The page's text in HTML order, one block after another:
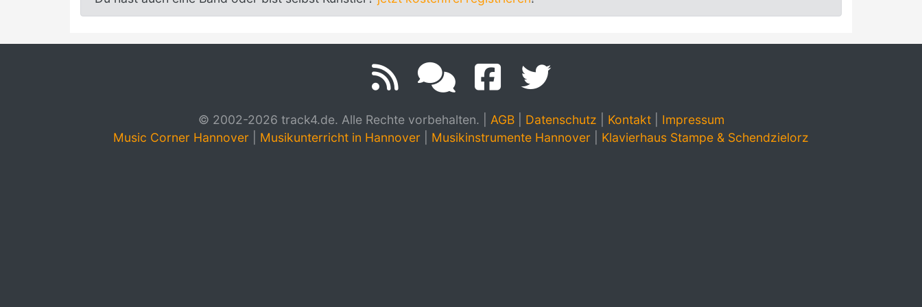
© 2002-2026 track4.de. Alle Rechte vorbehalten. AGB| Datenschutz Kontakt| Impressum
Music Corner Hannover
Musikunterricht in Hannover Musikinstrumente Hannover Klavierhaus Stampe & Schendzielorz